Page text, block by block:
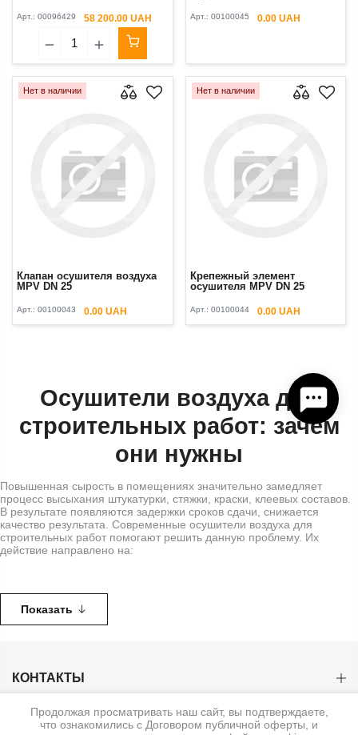
Арт.: 00096429 58 200.00 UAH Арт.: 00100045 0.00 UAH
Нет в наличии
Клапан осушителя воздуха
MPV DN 25
Арт.: 00100043 0.00 UAH
Нет в наличии
Крепежный элемент
осушителя MPV DN 25
Арт.: 00100044 0.00 UAH
Осушители воздуха для
строительных работ: зачем
они нужны
Повышенная сырость в помещениях значительно замедляет
процесс высыхания штукатурки, стяжки, краски, клеевых составов.
В результате появляются задержки сроков сдачи, снижается
качество результата. Современные осушители воздуха для
строительных работ помогают решить данную проблему. Их
действие направлено на:
сокращение время ремонта;
предотвращение появления плесени и грибка;
обеспечение равномерного высыхания всех материалов;
защиту отделки от отслаивания, растрескивания и других
любого строительного дела, в котором важно соблюдение сроков и
стандартов качества.
Как правильно подобрать осушитель
Показать
КОНТАКТЫ
КАТЕГОРИИ
Продолжая просматривать наш сайт, вы подтверждаете,
что ознакомились с Договором публичной оферты, и